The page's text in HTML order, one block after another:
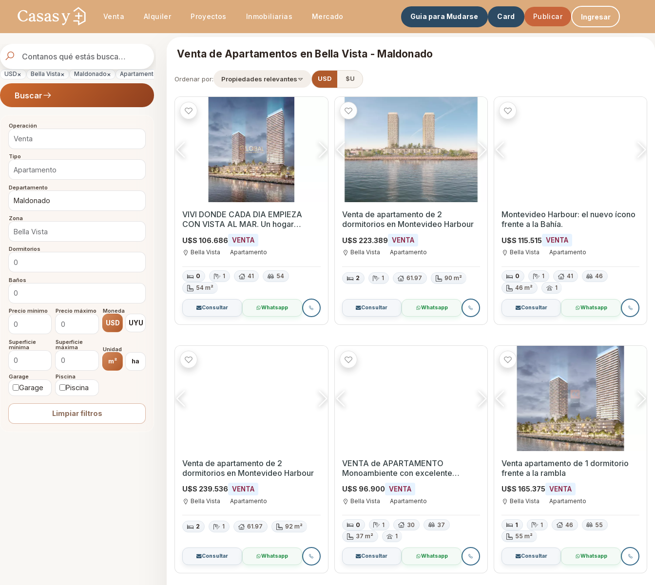
Venta Alquiler Proyectos Inmobiliarias Mercado Guia para Mudarse Card Publicar Ingresar
de
propiedades
USD× Bella Vista× Maldonado× Apartamento
Buscar
Operación
Tipo
Departamento
Zona
Dormitorios
Baños
Precio mínimo Precio máximo Moneda
USD UYU
Superficie
mínima
Superficie
máxima Unidad
m² ha
Garage
Garage
Piscina
Piscina
Limpiar filtros
Venta de Apartamentos en Bella Vista - Maldonado
Ordenar por: Propiedades relevantes USD $U
VIVI DONDE CADA DIA EMPIEZA
CON VISTA AL MAR. Un hogar
pensado para disfrutar, conectar y
sentir.
U$S 106.686 VENTA
Bella Vista Apartamento
0 1 41
54
54 m²
Consultar Whatsapp
Venta de apartamento de 2
dormitorios en Montevideo Harbour
U$S 223.389 VENTA
Bella Vista Apartamento
2 1 61.97 90 m²
Consultar Whatsapp
Montevideo Harbour: el nuevo ícono
frente a la Bahía.
U$S 115.515 VENTA
Bella Vista Apartamento
0 1 41
46
46 m²
1
Consultar Whatsapp
Venta de apartamento de 2
dormitorios en Montevideo Harbour
U$S 239.536 VENTA
Bella Vista Apartamento
2 1 61.97 92 m²
Consultar Whatsapp
VENTA de APARTAMENTO
Monoambiente con excelente
ubicación frente a la Bahía de
Montevideo
U$S 96.900 VENTA
Bella Vista Apartamento
0 1 30
37
37 m²
1
Consultar Whatsapp
Venta apartamento de 1 dormitorio
frente a la rambla
U$S 165.375 VENTA
Bella Vista Apartamento
1 1 46
55
55 m²
Consultar Whatsapp